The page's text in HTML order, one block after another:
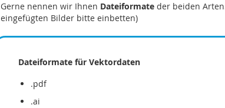
Gerne nennen wir Ihnen Dateiformate der beiden
eingefügten Bilder bitte einbetten)
Dateiformate für Vektordaten
.pdf
.ai